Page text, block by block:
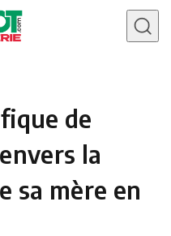
de
la
sa mère en